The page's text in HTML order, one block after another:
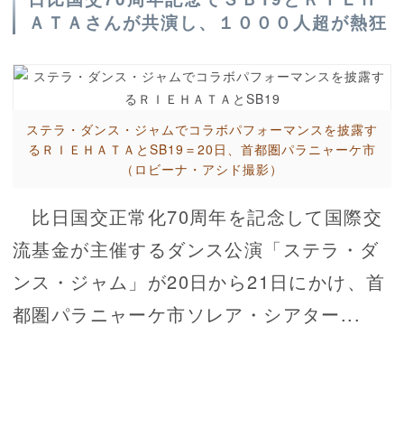
ＡＴＡさんが共演し、１０００人超が熱狂
ステラ・ダンス・ジャムでコラボパフォーマンスを披露す
るＲＩＥＨＡＴＡとSB19＝20日、首都圏パラニャーケ市
（ロビーナ・アシド撮影）
比日国交正常化70周年を記念して国際交
流基金が主催するダンス公演「ステラ・ダ
ンス・ジャム」が20日から21日にかけ、首
都圏パラニャーケ市ソレア・シアター...